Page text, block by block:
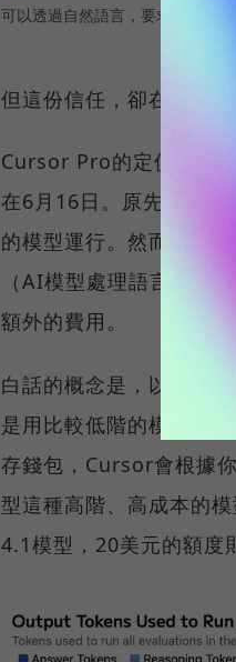
可以透過自然語言，要求Cursor
但這份信任，卻在2025
Cursor Pro的定價策略
在6月16日。原先的Pro
的模型運行。然而
（AI模型處理語言數據
額外的費用。
白話的概念是，以前你
是用比較低階的模型運
存錢包，Cursor會根據
型這種高階、高成本的
4.1模型，20美元的額度